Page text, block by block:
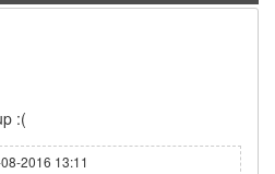
:(
2016 13:11